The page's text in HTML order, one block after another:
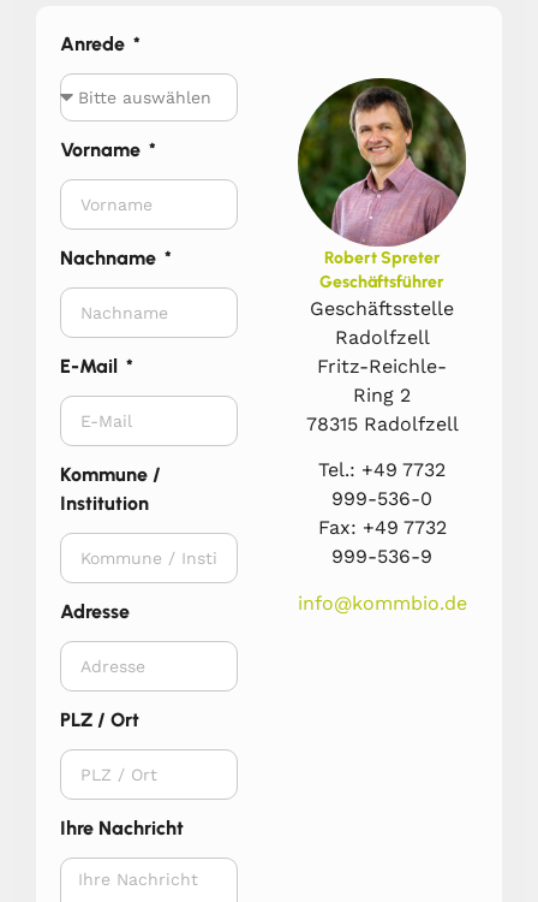
Anrede
Vorname
Nachname
E-Mail
Kommune /
Institution
Adresse
PLZ / Ort
Ihre Nachricht
Robert Spreter
Geschäftsführer
Geschäftsstelle
Radolfzell
Fritz-Reichle-
Ring 2
78315 Radolfzell
Tel.: +49 7732
999-536-0
Fax: +49 7732
999-536-9
info@kommbio.de